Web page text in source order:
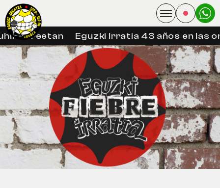
libreetan Eguzki Irratia 43 años en las